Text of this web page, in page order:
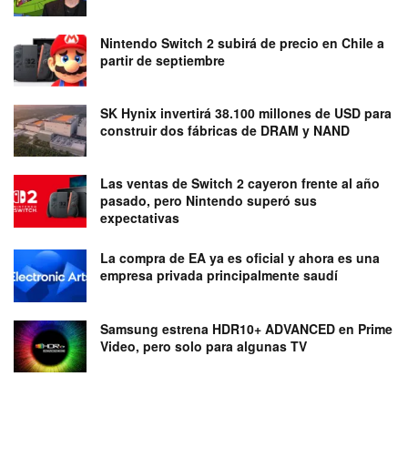
Nintendo Switch 2 subirá de precio en Chile a
partir de septiembre
SK Hynix invertirá 38.100 millones de USD para
construir dos fábricas de DRAM y NAND
Las ventas de Switch 2 cayeron frente al año
pasado, pero Nintendo superó sus
expectativas
La compra de EA ya es oficial y ahora es una
empresa privada principalmente saudí
Samsung estrena HDR10+ ADVANCED en Prime
Video, pero solo para algunas TV